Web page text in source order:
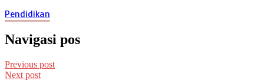
Pendidikan
Navigasi pos
Previous post
Next post